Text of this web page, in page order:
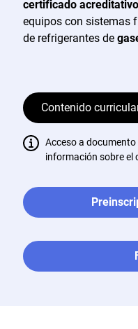
certificado acreditativo
equipos con sistemas
de refrigerantes de
Contenido
Acceso a documento
información sobre el